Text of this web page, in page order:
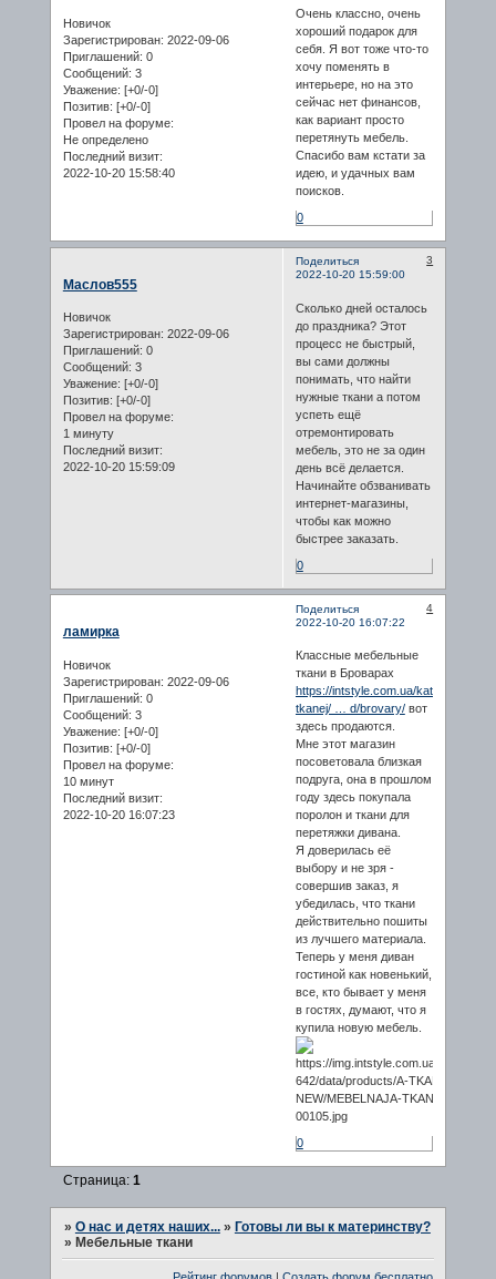
Новичок
Зарегистрирован: 2022-09-06
Приглашений: 0
Сообщений: 3
Уважение: [+0/-0]
Позитив: [+0/-0]
Провел на форуме:
Не определено
Последний визит:
2022-10-20 15:58:40
Очень классно, очень
хороший подарок для
себя. Я вот тоже что-то
хочу поменять в
интерьере, но на это
сейчас нет финансов,
как вариант просто
перетянуть мебель.
Спасибо вам кстати за
идею, и удачных вам
поисков.
0
Поделиться
3
2022-10-20 15:59:00
Маслов555
Новичок
Зарегистрирован: 2022-09-06
Приглашений: 0
Сообщений: 3
Уважение: [+0/-0]
Позитив: [+0/-0]
Провел на форуме:
1 минуту
Последний визит:
2022-10-20 15:59:09
Сколько дней осталось
до праздника? Этот
процесс не быстрый,
вы сами должны
понимать, что найти
нужные ткани а потом
успеть ещё
отремонтировать
мебель, это не за один
день всё делается.
Начинайте обзванивать
интернет-магазины,
чтобы как можно
быстрее заказать.
0
Поделиться
4
2022-10-20 16:07:22
ламирка
Новичок
Зарегистрирован: 2022-09-06
Приглашений: 0
Сообщений: 3
Уважение: [+0/-0]
Позитив: [+0/-0]
Провел на форуме:
10 минут
Последний визит:
2022-10-20 16:07:23
Классные мебельные
ткани в Броварах
https://intstyle.com.ua/katalog-
tkanej/ … d/brovary/вот
здесь продаются.
Мне этот магазин
посоветовала близкая
подруга, она в прошлом
году здесь покупала
поролон и ткани для
перетяжки дивана.
Я доверилась её
выбору и не зря -
совершив заказ, я
убедилась, что ткани
действительно пошиты
из лучшего материала.
Теперь у меня диван
гостиной как новенький,
все, кто бывает у меня
в гостях, думают, что я
купила новую мебель.
0
Страница: 1
» О нас и детях наших... » Готовы ли вы к материнству?
» Мебельные ткани